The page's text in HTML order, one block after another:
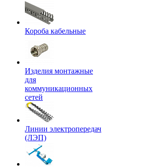
Короба кабельные
Изделия монтажные
для
коммуникационных
сетей
Линии электропередач
(ЛЭП)